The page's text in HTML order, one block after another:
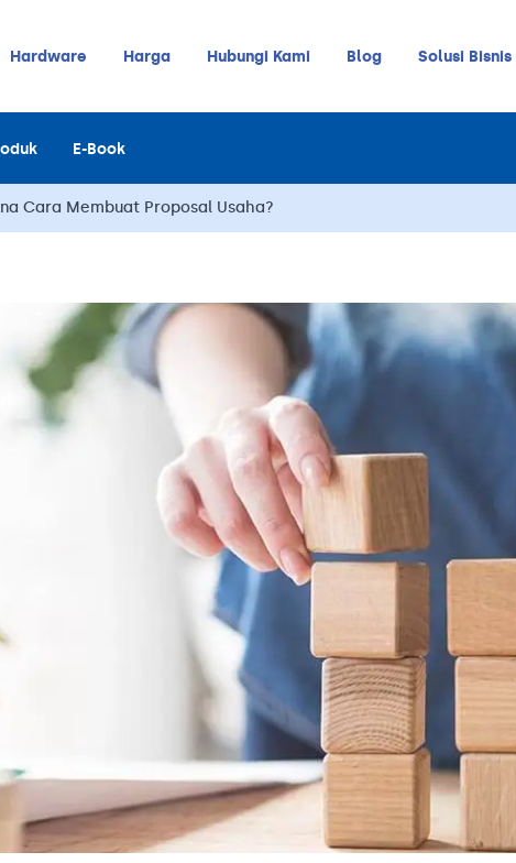
Sale
Pelanggan
Stok
Meja
Online Order Management
Hardware Harga Hubungi Kami Blog Solusi Bisnis
E-Book
Cara Membuat Proposal Usaha?